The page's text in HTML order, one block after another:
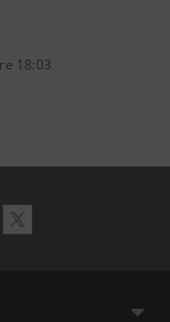
18:03